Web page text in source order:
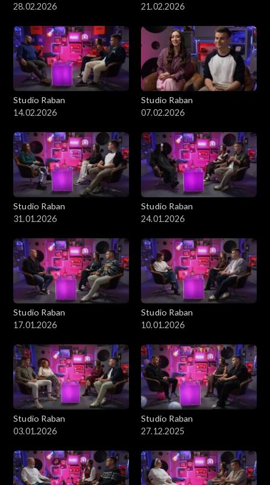
28.02.2026
21.02.2026
Studio Raban
14.02.2026
Studio Raban
07.02.2026
Studio Raban
31.01.2026
Studio Raban
24.01.2026
Studio Raban
17.01.2026
Studio Raban
10.01.2026
Studio Raban
03.01.2026
Studio Raban
27.12.2025